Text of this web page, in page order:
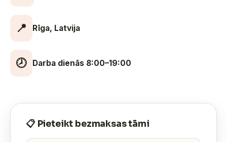
📍 Rīga, Latvija
🕗 Darba dienās 8:00–19:00
📋 Pieteikt bezmaksas tāmi